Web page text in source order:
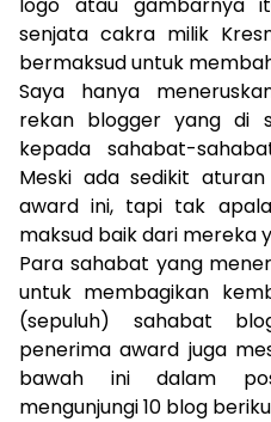
senjata cakra milik
bermaksud untuk
Saya hanya
rekan blogger yang di
kepada sahabat-
Meski ada sedikit
award ini, tapi tak
maksud baik dari mereka
Para sahabat yang
untuk membagikan
(sepuluh) sahabat
penerima award juga
bawah ini dalam
mengunjungi 10 blog